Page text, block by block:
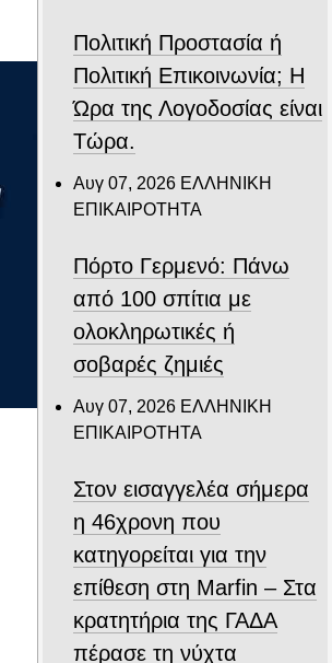
Πολιτική Προστασία ή
Πολιτική Επικοινωνία; Η
Ώρα της Λογοδοσίας είναι
Τώρα.
Αυγ 07, 2026 ΕΛΛΗΝΙΚΗ
ΕΠΙΚΑΙΡΟΤΗΤΑ
Πόρτο Γερμενό: Πάνω
από 100 σπίτια με
ολοκληρωτικές ή
σοβαρές ζημιές
Αυγ 07, 2026 ΕΛΛΗΝΙΚΗ
ΕΠΙΚΑΙΡΟΤΗΤΑ
Στον εισαγγελέα σήμερα
η 46χρονη που
κατηγορείται για την
επίθεση στη Marfin – Στα
κρατητήρια της ΓΑΔΑ
πέρασε τη νύχτα